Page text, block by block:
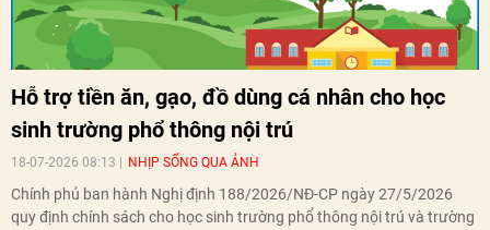
Hỗ trợ tiền ăn, gạo, đồ dùng cá nhân cho học
sinh trường phổ thông nội trú
18-07-2026 08:13 NHỊP SỐNG QUA ẢNH
Chính phủ ban hành Nghị định 188/2026/NĐ-CP ngày 27/5/2026
quy định chính sách cho học sinh trường phổ thông nội trú và trường